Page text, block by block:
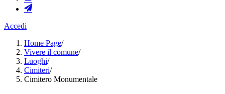
Accedi
Home Page/
Vivere il comune/
Luoghi/
Cimiteri/
Cimitero Monumentale